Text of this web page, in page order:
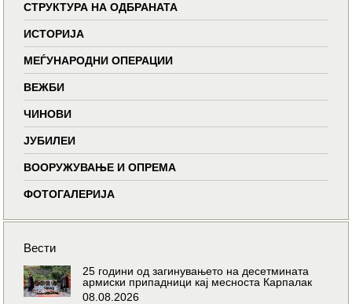
СТРУКТУРА НА ОДБРАНАТА
ИСТОРИЈА
МЕЃУНАРОДНИ ОПЕРАЦИИ
ВЕЖБИ
ЧИНОВИ
ЈУБИЛЕИ
ВООРУЖУВАЊЕ И ОПРЕМА
ФОТОГАЛЕРИЈА
Вести
25 години од загинувањето на десетмината
армиски припадници кај месноста Карпалак
08.08.2026